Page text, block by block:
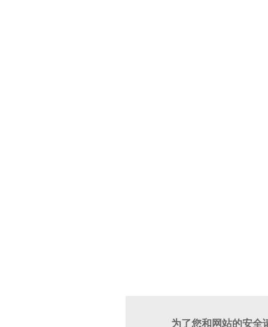
为了您和网站的安全